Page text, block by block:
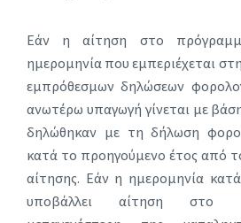
Εάν η αίτηση στο
ημερομηνία που εμπεριέχεται
εμπρόθεσμων δηλώσεων
ανωτέρω υπαγωγή γίνεται με
δηλώθηκαν με τη δήλωση
κατά το προηγούμενο έτος από
αίτησης. Εάν η ημερομηνία
υποβάλλει αίτηση στο